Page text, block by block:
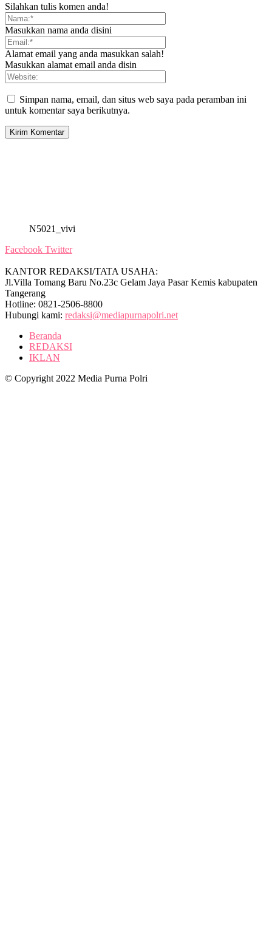
Silahkan tulis komen anda!
Masukkan nama anda disini
Alamat email yang anda masukkan salah!
Masukkan alamat email anda disin
Simpan nama, email, dan situs web saya pada peramban ini
untuk komentar saya berikutnya.
N5021_vivi
Facebook Twitter
KANTOR REDAKSI/TATA USAHA:
Jl.Villa Tomang Baru No.23c Gelam Jaya Pasar Kemis kabupaten
Tangerang
Hotline: 0821-2506-8800
Hubungi kami: redaksi@mediapurnapolri.net
Beranda
REDAKSI
IKLAN
© Copyright 2022 Media Purna Polri